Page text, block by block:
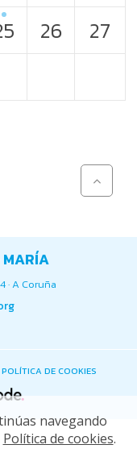
26
27
MARÍA
· A Coruña
POLÍTICA DE COOKIES
navegando
Política de cookies.